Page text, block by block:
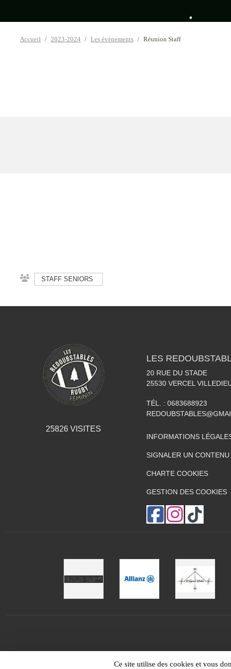
Accueil 2023-2024 Les évènements Réunion Staff
STAFF SENIORS
25826VISITES
LES
20 RUE DU STADE
25530 VERCEL
TÉL. : 0683688923
INFORMATIONS
SIGNALER UN
CHARTE COOKIES
GESTION DES COOKIES
•
Ce site utilise des cookies et vous